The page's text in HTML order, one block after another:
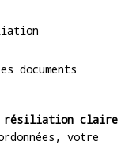
documents
résiliation claire
votre